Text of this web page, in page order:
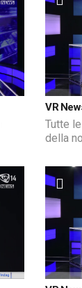
VR
Tutte
della